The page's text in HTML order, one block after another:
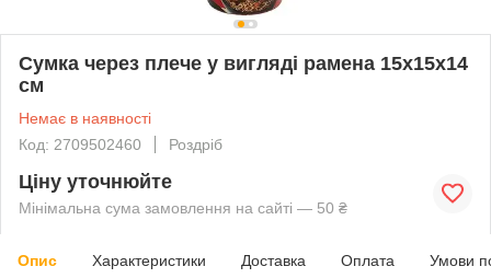
Сумка через плече у вигляді рамена 15x15x14
см
Немає в наявності
Код: 2709502460
Роздріб
Ціну уточнюйте
Мінімальна сума замовлення на сайті — 50 ₴
Опис Характеристики Доставка Оплата Умови